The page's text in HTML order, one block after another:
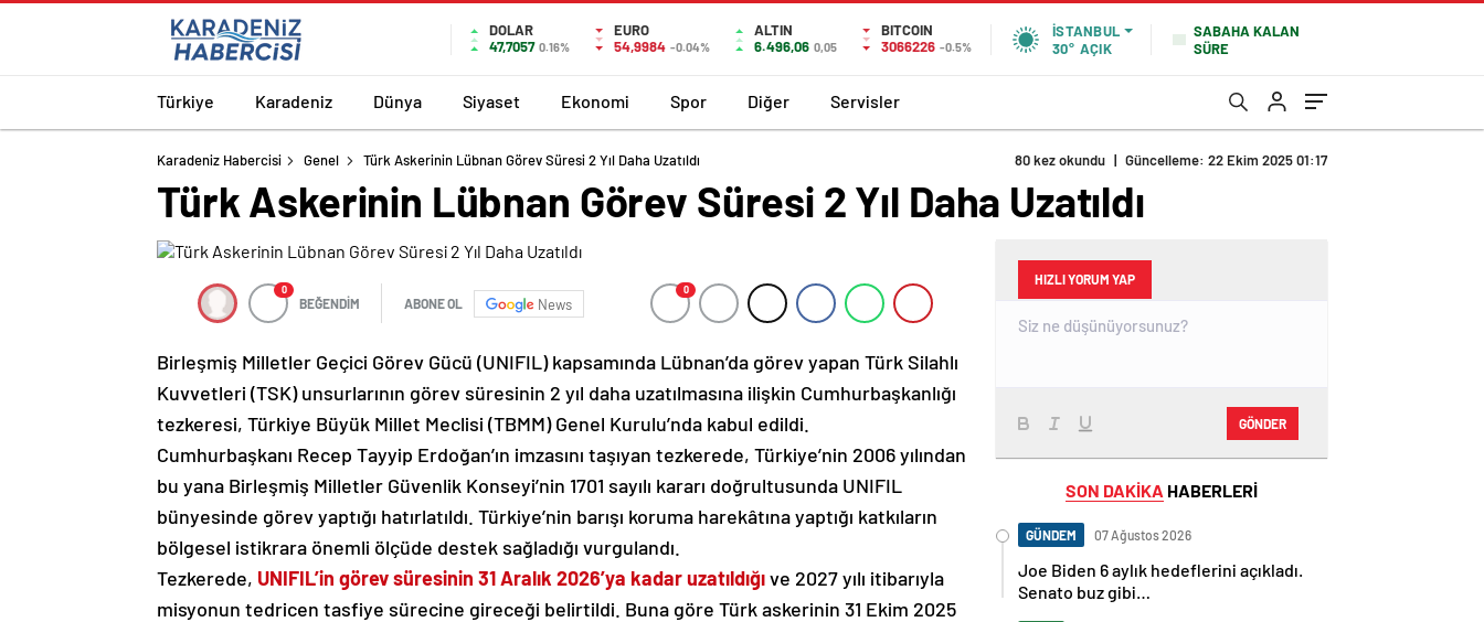
DOLAR
47,7057 0.16%
EURO
54,9984 -0.04%
ALTIN
6.496,06 0,05
BITCOIN
3066226 -0.5%
İSTANBUL
30° AÇIK
SABAHA KALAN
SÜRE
Türkiye Karadeniz Dünya Siyaset Ekonomi Spor Diğer Servisler
Karadeniz Habercisi Genel Türk Askerinin Lübnan Görev Süresi 2 Yıl Daha Uzatıldı 80 kez okundu | Güncelleme: 22 Ekim 2025 01:17
Türk Askerinin Lübnan Görev Süresi 2 Yıl Daha Uzatıldı
0
BEĞENDİM ABONE OL News
0
Birleşmiş Milletler Geçici Görev Gücü (UNIFIL) kapsamında Lübnan’da görev yapan Türk Silahlı
Kuvvetleri (TSK) unsurlarının görev süresinin 2 yıl daha uzatılmasına ilişkin Cumhurbaşkanlığı
tezkeresi, Türkiye Büyük Millet Meclisi (TBMM) Genel Kurulu’nda kabul edildi.
Cumhurbaşkanı Recep Tayyip Erdoğan’ın imzasını taşıyan tezkerede, Türkiye’nin 2006 yılından
bu yana Birleşmiş Milletler Güvenlik Konseyi’nin 1701 sayılı kararı doğrultusunda UNIFIL
bünyesinde görev yaptığı hatırlatıldı. Türkiye’nin barışı koruma harekâtına yaptığı katkıların
bölgesel istikrara önemli ölçüde destek sağladığı vurgulandı.
Tezkerede, UNIFIL’in görev süresinin 31 Aralık 2026’ya kadar uzatıldığıve 2027 yılı itibarıyla
misyonun tedricen tasfiye sürecine gireceği belirtildi. Buna göre Türk askerinin 31 Ekim 2025
HIZLI YORUM YAP
GÖNDER
SON DAKİKA HABERLERİ
GÜNDEM 07 Ağustos 2026
Joe Biden 6 aylık hedeflerini açıkladı.
Senato buz gibi…